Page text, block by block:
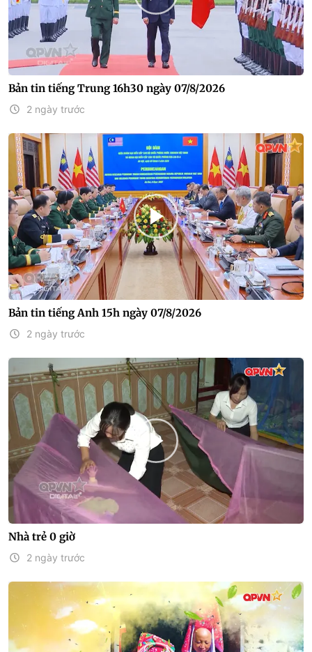
Bản tin tiếng Trung 16h30 ngày 07/8/2026
2 ngày trước
Bản tin tiếng Anh 15h ngày 07/8/2026
2 ngày trước
Nhà trẻ 0 giờ
2 ngày trước